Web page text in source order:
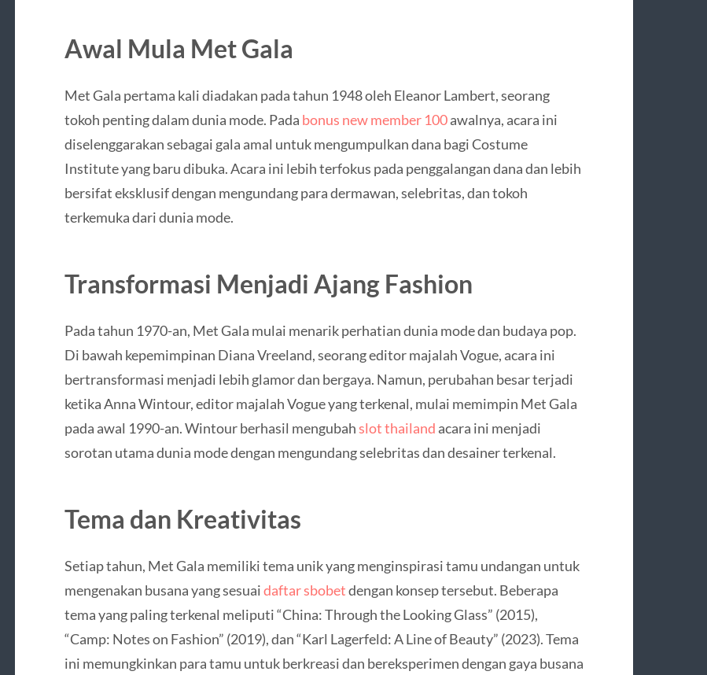
Awal Mula Met Gala
Met Gala pertama kali diadakan pada tahun 1948 oleh Eleanor Lambert, seorang
tokoh penting dalam dunia mode. Pada bonus new member 100awalnya, acara ini
diselenggarakan sebagai gala amal untuk mengumpulkan dana bagi Costume
Institute yang baru dibuka. Acara ini lebih terfokus pada penggalangan dana dan lebih
bersifat eksklusif dengan mengundang para dermawan, selebritas, dan tokoh
terkemuka dari dunia mode.
Transformasi Menjadi Ajang Fashion
Pada tahun 1970-an, Met Gala mulai menarik perhatian dunia mode dan budaya pop.
Di bawah kepemimpinan Diana Vreeland, seorang editor majalah Vogue, acara ini
bertransformasi menjadi lebih glamor dan bergaya. Namun, perubahan besar terjadi
ketika Anna Wintour, editor majalah Vogue yang terkenal, mulai memimpin Met Gala
pada awal 1990-an. Wintour berhasil mengubahslot thailand acara ini menjadi
sorotan utama dunia mode dengan mengundang selebritas dan desainer terkenal.
Tema dan Kreativitas
Setiap tahun, Met Gala memiliki tema unik yang menginspirasi tamu undangan untuk
mengenakan busana yang sesuaidaftar sbobetdengan konsep tersebut. Beberapa
tema yang paling terkenal meliputi “China: Through the Looking Glass” (2015),
“Camp: Notes on Fashion” (2019), dan “Karl Lagerfeld: A Line of Beauty” (2023). Tema
ini memungkinkan para tamu untuk berkreasi dan bereksperimen dengan gaya busana